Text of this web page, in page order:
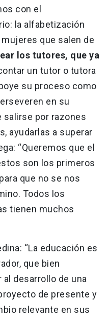
con el
la alfabetización
que salen de
los tutores, que ya
un tutor o tutora
su proceso como
en su
salirse por razones
ayudarlas a superar
“Queremos que el
son los primeros
que no se nos
Todos los
tienen muchos
“La educación es
que bien
desarrollo de una
de presente y
relevante en sus